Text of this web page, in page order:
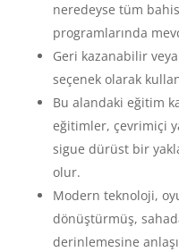
neredeyse tüm
programlarında
Geri kazanabilir
seçenek olarak
Bu alandaki eğitim
eğitimler, çevrimiçi
sigue dürüst bir
olur.
Modern teknoloji,
dönüştürmüş,
derinlemesine